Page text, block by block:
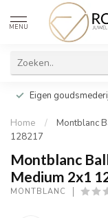
MENU
Eigen
Home /
Montblanc
128217
Montblanc
Medium 2x1
MONTBLANC